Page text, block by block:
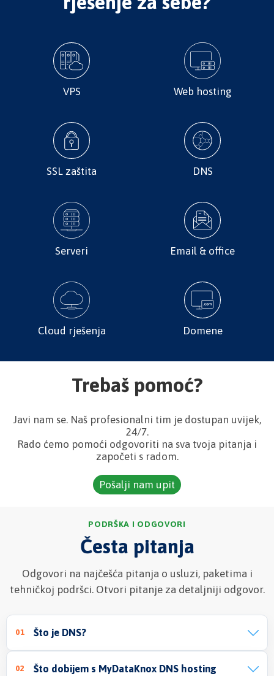
VPS Web hosting
SSL zaštita DNS
Serveri Email & office
Cloud rješenja Domene
Trebaš pomoć?
Javi nam se. Naš profesionalni tim je dostupan uvijek,
24/7.
Rado ćemo pomoći odgovoriti na sva tvoja pitanja i
započeti s radom.
Pošalji nam upit
PODRŠKA I ODGOVORI
Česta pitanja
Odgovori na najčešća pitanja o usluzi, paketima i
tehničkoj podršci. Otvori pitanje za detaljniji odgovor.
01 Što je DNS?
02
Što dobijem s MyDataKnox DNS hosting